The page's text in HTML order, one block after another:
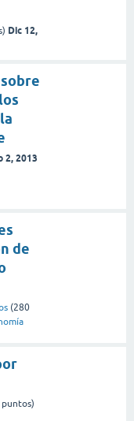
Dic 12,
2, 2013
de
(280
puntos)